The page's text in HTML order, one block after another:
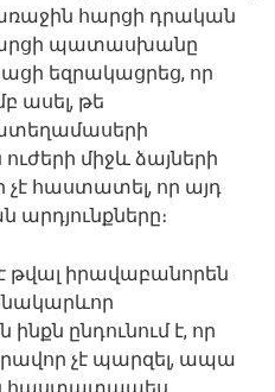
հարցի դրական
պատասխանը
եզրակացրեց, որ
ասել, թե
միջև ձայների
չէ հաստատել, որ այդ
թվալ իրավաբանորեն
ընդունում է, որ
չէ պարզել, ապա
հաստատապես